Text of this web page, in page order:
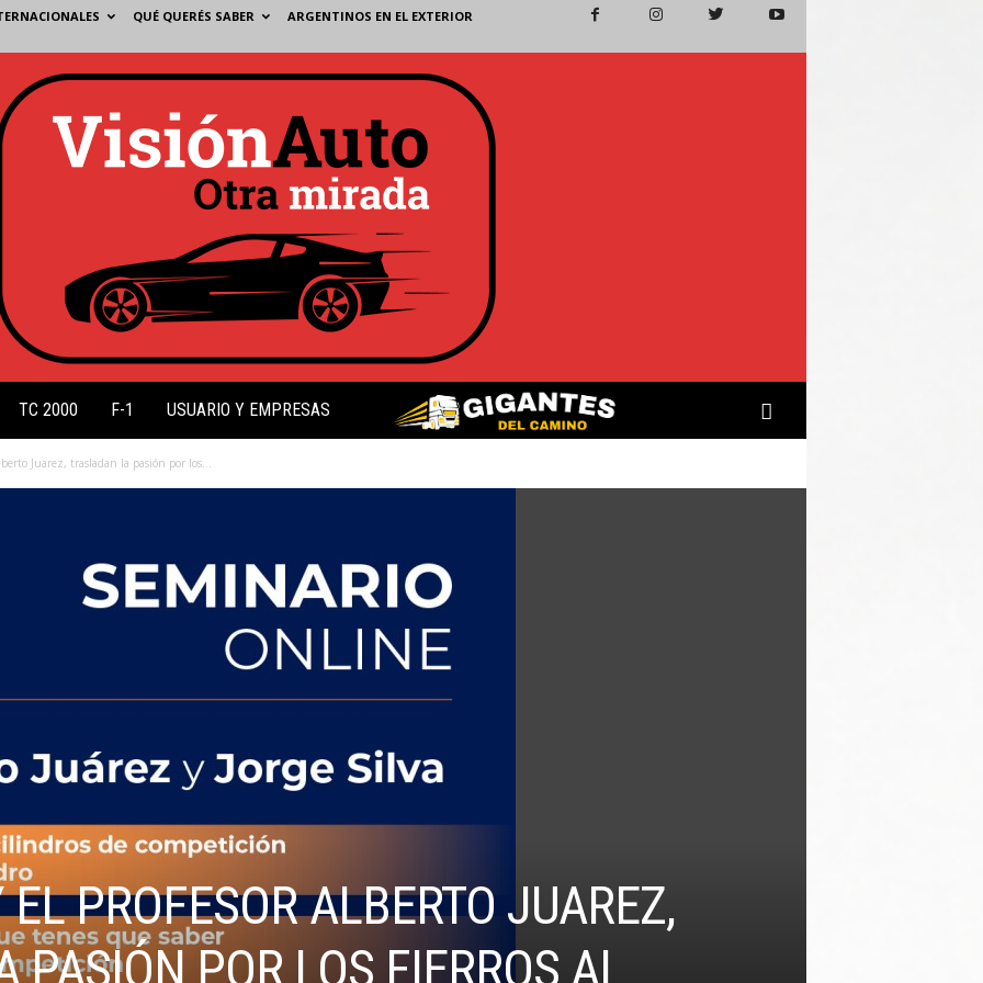
QUÉ QUERÉS SABER ARGENTINOS EN EL EXTERIOR
TC 2000 F-1 USUARIO Y EMPRESAS
Juarez, trasladan la pasión por los...
PROFESOR ALBERTO JUAREZ,
PASIÓN POR LOS FIERROS AL